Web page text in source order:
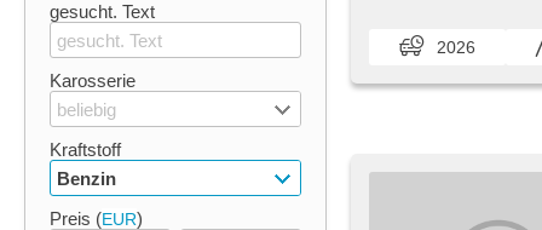
gesucht. Text
Karosserie
beliebig
Kraftstoff
Benzin
Preis (EUR)
2026